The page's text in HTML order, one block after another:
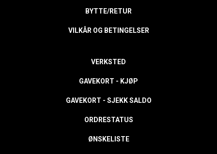
BYTTE/RETUR
VILKÅR OG BETINGELSER
VERKSTED
GAVEKORT - KJØP
GAVEKORT - SJEKK SALDO
ORDRESTATUS
ØNSKELISTE